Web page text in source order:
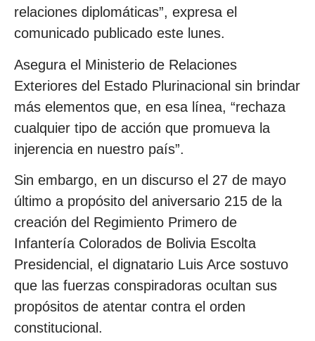
relaciones diplomáticas”, expresa el
comunicado publicado este lunes.
Asegura el Ministerio de Relaciones
Exteriores del Estado Plurinacional sin brindar
más elementos que, en esa línea, “rechaza
cualquier tipo de acción que promueva la
injerencia en nuestro país”.
Sin embargo, en un discurso el 27 de mayo
último a propósito del aniversario 215 de la
creación del Regimiento Primero de
Infantería Colorados de Bolivia Escolta
Presidencial, el dignatario Luis Arce sostuvo
que las fuerzas conspiradoras ocultan sus
propósitos de atentar contra el orden
constitucional.